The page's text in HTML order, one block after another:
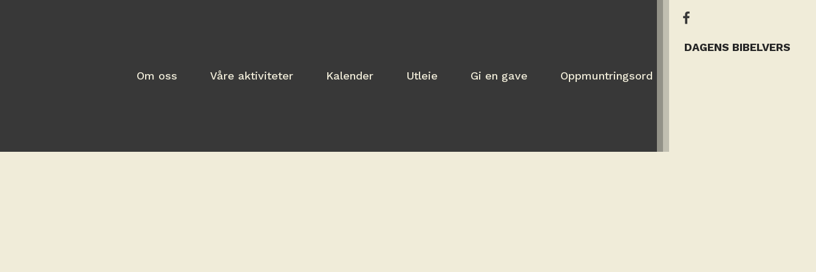
Om oss Våre aktiviteter Kalender Utleie Gi en gave Oppmuntringsord
DAGENS BIBELVERS